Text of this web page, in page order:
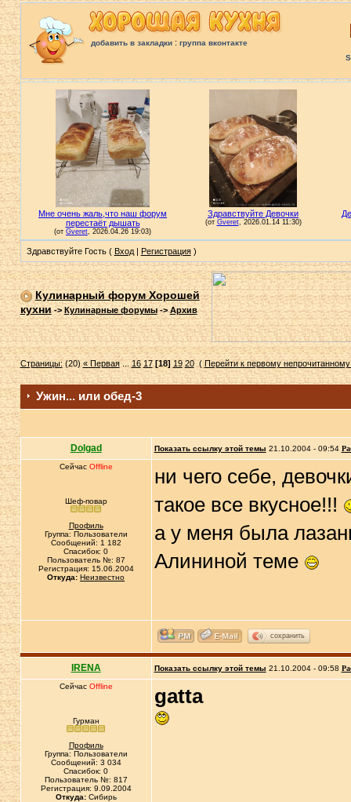
добавить в закладки: группа вконтакте
Здравствуйте Гость ( Вход| Регистрация)
Кулинарный форум Хорошей
кухни->Кулинарные форумы->Архив
Страницы:(20)« Первая...16 17 [18] 19 20(Перейти к первому
Ужин... или обед-3
Dolgad Показать ссылку этой темы 21.10.2004 - 09:54
Сейчас Offline
Шеф-повар
Профиль
Группа: Пользователи
Сообщений: 1 182
Спасибок: 0
Пользователь №: 87
Регистрация: 15.06.2004
Откуда: Неизвестно
ни чего себе,
такое все вкусное!!!
а у меня была
Алининой теме
сохранить
IRENA Показать ссылку этой темы 21.10.2004 - 09:58
Сейчас Offline
Гурман
Профиль
Группа: Пользователи
Сообщений: 3 034
Спасибок: 0
Пользователь №: 817
Регистрация: 9.09.2004
Откуда:Сибирь
gatta